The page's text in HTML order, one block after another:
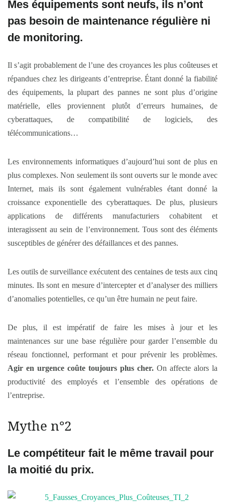
Mes équipements sont neufs, ils n’ont
pas besoin de maintenance régulière ni
de monitoring.
Il s’agit probablement de l’une des croyances les plus coûteuses et
répandues chez les dirigeants d’entreprise. Étant donné la fiabilité
des équipements, la plupart des pannes ne sont plus d’origine
matérielle, elles proviennent plutôt d’erreurs humaines, de
cyberattaques, de compatibilité de logiciels, des
télécommunications…
Les environnements informatiques d’aujourd’hui sont de plus en
plus complexes. Non seulement ils sont ouverts sur le monde avec
Internet, mais ils sont également vulnérables étant donné la
croissance exponentielle des cyberattaques. De plus, plusieurs
applications de différents manufacturiers cohabitent et
interagissent au sein de l’environnement. Tous sont des éléments
susceptibles de générer des défaillances et des pannes.
Les outils de surveillance exécutent des centaines de tests aux cinq
minutes. Ils sont en mesure d’intercepter et d’analyser des milliers
d’anomalies potentielles, ce qu’un être humain ne peut faire.
De plus, il est impératif de faire les mises à jour et les
maintenances sur une base régulière pour garder l’ensemble du
réseau fonctionnel, performant et pour prévenir les problèmes.
Agir en urgence coûte toujours plus cher. On affecte alors la
productivité des employés et l’ensemble des opérations de
l’entreprise.
Mythe n°2
Le compétiteur fait le même travail pour
la moitié du prix.